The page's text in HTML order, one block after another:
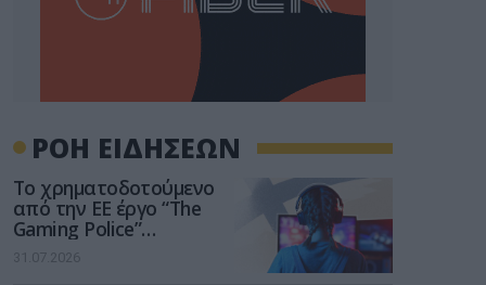
ΡΟΗ ΕΙΔΗΣΕΩΝ
Το χρηματοδοτούμενο
από την ΕΕ έργο “The
Gaming Police”
ενισχύει την ασφάλεια
των παιδιών στο
31.07.2026